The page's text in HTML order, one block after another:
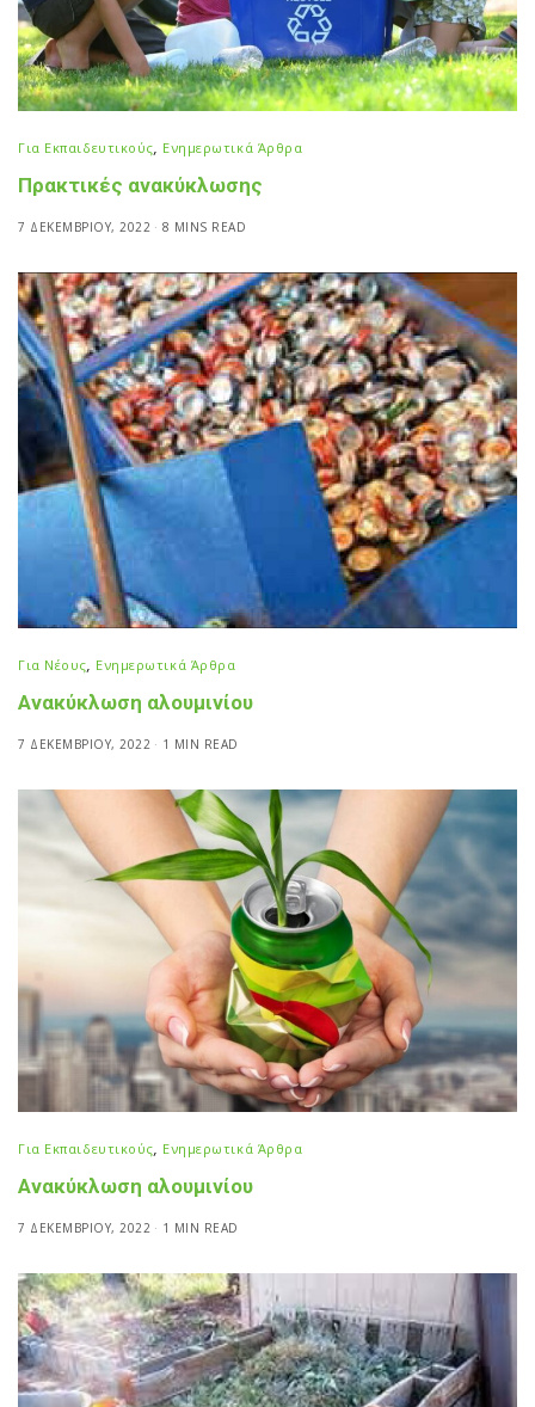
Για Εκπαιδευτικούς, Ενημερωτικά Άρθρα
Πρακτικές ανακύκλωσης
7 ΔΕΚΕΜΒΡΊΟΥ, 2022 8 MINS READ
Για Νέους, Ενημερωτικά Άρθρα
Ανακύκλωση αλουμινίου
7 ΔΕΚΕΜΒΡΊΟΥ, 2022 1 MIN READ
Για Εκπαιδευτικούς, Ενημερωτικά Άρθρα
Ανακύκλωση αλουμινίου
7 ΔΕΚΕΜΒΡΊΟΥ, 2022 1 MIN READ